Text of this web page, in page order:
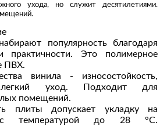
индивидуальной
ухода, но служит десятилетиями.
популярность благодаря
практичности. Это полимерное
ПВХ.
винила - износостойкость,
легкий уход. Подходит для
помещений.
плиты допускает укладку на
температурой до 28 °C.